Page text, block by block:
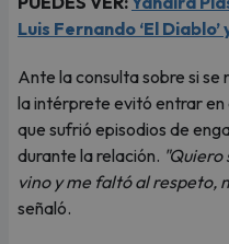
Luis Fernando ‘El
Ante la consulta sobre si
la intérprete evitó entrar
que sufrió episodios de
durante la relación.
vino y me faltó al respeto,
señaló.